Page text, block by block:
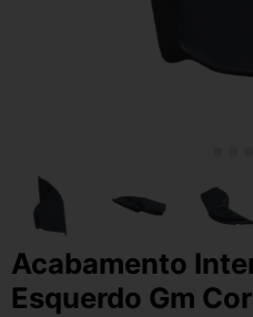
Acabamento
Esquerdo Gm